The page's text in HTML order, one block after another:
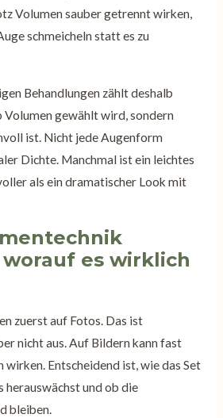
Volumen sauber getrennt wirken,
schmeicheln statt es zu
Behandlungen zählt deshalb
Volumen gewählt wird, sondern
ist. Nicht jede Augenform
Dichte. Manchmal ist ein leichtes
als ein dramatischer Look mit
es wirklich
zuerst auf Fotos. Das ist
nicht aus. Auf Bildern kann fast
Entscheidend ist, wie das Set
und ob die
bleiben.